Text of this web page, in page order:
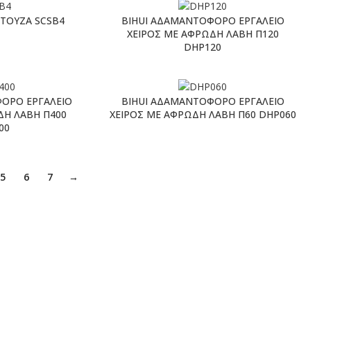
SCSB4
BIHUI ΑΔΑΜΑΝΤΟΦΟΡΟ ΕΡΓΑΛΕΙΟ
ΧΕΙΡΟΣ ΜΕ ΑΦΡΩΔΗ ΛΑΒΗ Π120
DHP120
ΕΡΓΑΛΕΙΟ
ΛΑΒΗ Π400
BIHUI ΑΔΑΜΑΝΤΟΦΟΡΟ ΕΡΓΑΛΕΙΟ
ΧΕΙΡΟΣ ΜΕ ΑΦΡΩΔΗ ΛΑΒΗ Π60 DHP060
5 6 7 →